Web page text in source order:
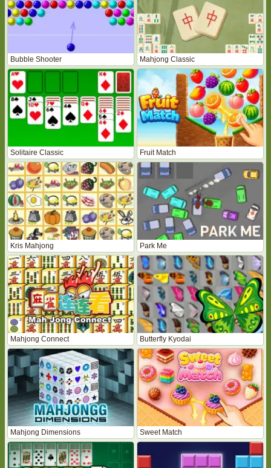
Bubble Shooter Mahjong Classic
Solitaire Classic Fruit Match
Kris Mahjong Park Me
Mahjong Connect Butterfly Kyodai
Mahjong Dimensions Sweet Match